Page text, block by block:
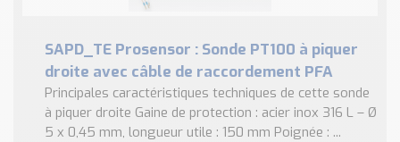
SAPD_TE Prosensor : Sonde PT100 à piquer
droite avec câble de raccordement PFA
Principales caractéristiques techniques de cette sonde
à piquer droite Gaine de protection : acier inox 316 L – Ø
5 x 0,45 mm, longueur utile : 150 mm Poignée : ...